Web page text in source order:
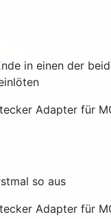
in einen der
so aus